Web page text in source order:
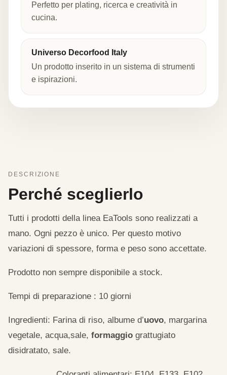
Perfetto per plating, ricerca e creatività in
cucina.
Universo Decorfood Italy
Un prodotto inserito in un sistema di strumenti
e ispirazioni.
DESCRIZIONE
Perché sceglierlo
Tutti i prodotti della linea EaTools sono realizzati a
mano. Ogni pezzo è unico. Per questo motivo
variazioni di spessore, forma e peso sono accettate.
Prodotto non sempre disponibile a stock.
Tempi di preparazione : 10 giorni
Ingredienti: Farina di riso, albume d’uovo, margarina
vegetale, acqua,sale, formaggio grattugiato
disidratato, sale.